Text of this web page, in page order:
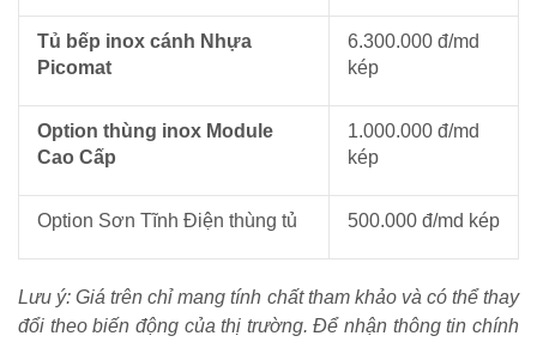
Tủ bếp inox cánh Nhựa
Picomat
6.300.000 đ/md
kép
Option thùng inox Module
Cao Cấp
1.000.000 đ/md
kép
Option Sơn Tĩnh Điện thùng tủ 500.000 đ/md kép
Lưu ý: Giá trên chỉ mang tính chất tham khảo và có thể thay
đổi theo biến động của thị trường. Để nhận thông tin chính